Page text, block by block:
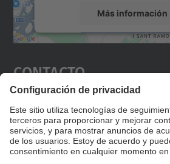
Más información
Aceptar
powered by
Contacto
Editad en la página "Contacto
encontraréis en la raíz de
personalizados de contacto.
Formulario de contacto